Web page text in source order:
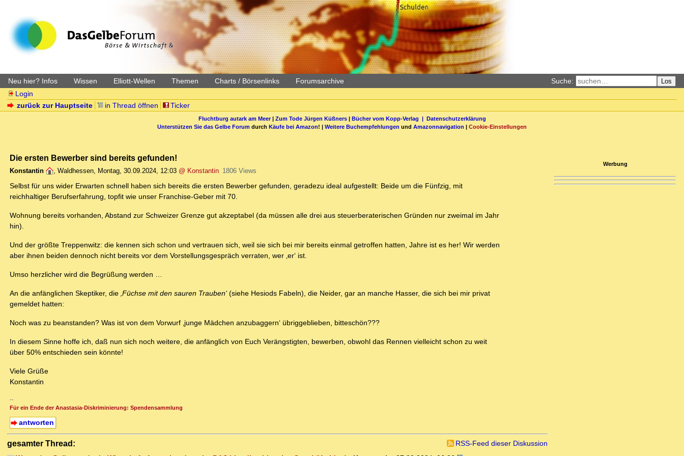
Neu hier? Infos Wissen Elliott-Wellen Themen Charts / Börsenlinks Forumsarchive Suche: Los
Login
zurück zur Hauptseite
in Thread öffnen Ticker
Fluchtburg autark am Meer| Zum Tode Jürgen Küßners| Bücher vom Kopp-Verlag | Datenschutzerklärung
Unterstützen Sie das Gelbe Forum durch Käufe bei Amazon! | Weitere Buchempfehlungen und Amazonnavigation | Cookie-Einstellungen
Die ersten Bewerber sind bereits gefunden!
Konstantin , Waldhessen, Montag, 30.09.2024, 12:03 @ Konstantin 1806 Views
Selbst für uns wider Erwarten schnell haben sich bereits die ersten Bewerber gefunden, geradezu ideal aufgestellt: Beide um die Fünfzig, mit
reichhaltiger Berufserfahrung, topfit wie unser Franchise-Geber mit 70.
Wohnung bereits vorhanden, Abstand zur Schweizer Grenze gut akzeptabel (da müssen alle drei aus steuerberaterischen Gründen nur zweimal im Jahr
hin).
Und der größte Treppenwitz: die kennen sich schon und vertrauen sich, weil sie sich bei mir bereits einmal getroffen hatten, Jahre ist es her! Wir werden
aber ihnen beiden dennoch nicht bereits vor dem Vorstellungsgespräch verraten, wer ‚er‘ ist.
Umso herzlicher wird die Begrüßung werden …
An die anfänglichen Skeptiker, die ‚Füchse mit den sauren Trauben‘ (siehe Hesiods Fabeln), die Neider, gar an manche Hasser, die sich bei mir privat
gemeldet hatten:
Noch was zu beanstanden? Was ist von dem Vorwurf ‚junge Mädchen anzubaggern‘ übriggeblieben, bitteschön???
In diesem Sinne hoffe ich, daß nun sich noch weitere, die anfänglich von Euch Verängstigten, bewerben, obwohl das Rennen vielleicht schon zu weit
über 50% entschieden sein könnte!
Viele Grüße
Konstantin
--
Für ein Ende der Anastasia-Diskriminierung: Spendensammlung
antworten
gesamter Thread:
RSS-Feed dieser Diskussion
Werbung